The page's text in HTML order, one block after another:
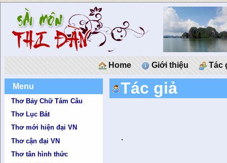
Home Giới thiệu Tác
Menu
Thơ Bảy Chữ Tám Câu
Thơ Lục Bát
Thơ mới hiện đại VN
Thơ cận đại VN
Thơ tân hình thức
Tác giả